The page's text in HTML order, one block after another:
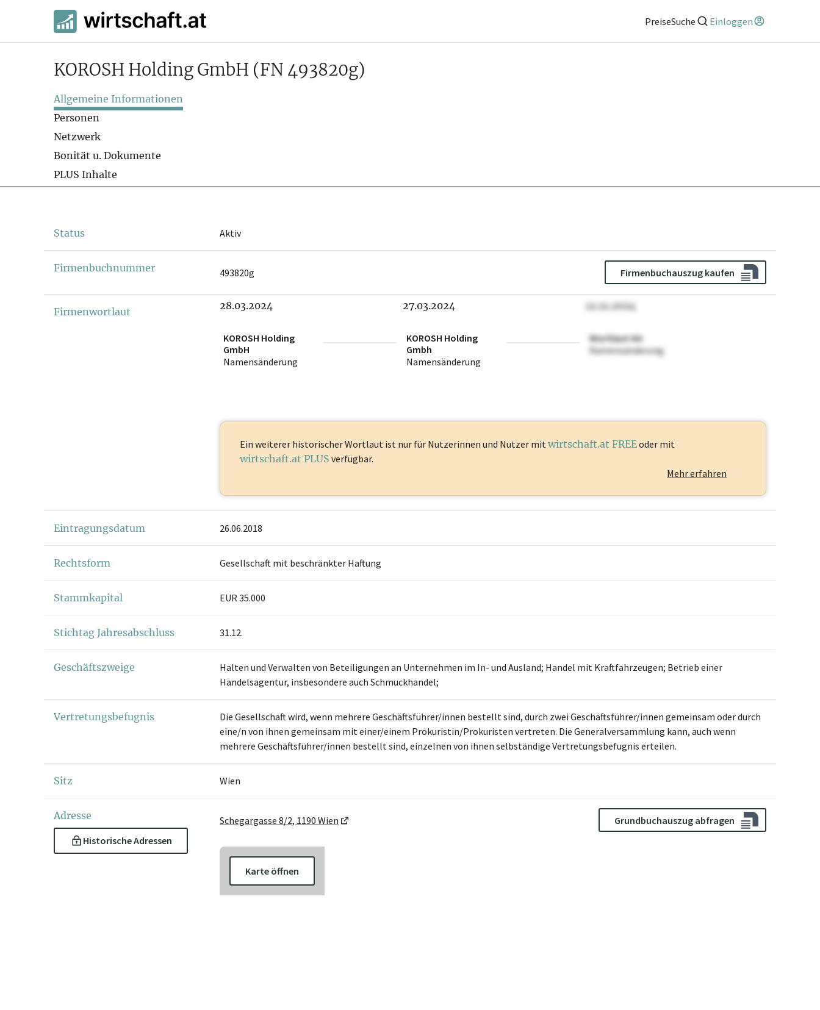
PreiseSuche Einloggen
KOROSH Holding GmbH (FN 493820g)
Allgemeine Informationen
Personen
Netzwerk
Bonität u. Dokumente
PLUS Inhalte
Status Aktiv
Firmenbuchnummer 493820g Firmenbuchauszug kaufen
Firmenwortlaut 28.03.2024
KOROSH Holding
GmbH
Namensänderung
27.03.2024
KOROSH Holding
Gmbh
Namensänderung
12.12.2024
Wortlaut AG
Namensänderung
Ein weiterer historischer Wortlaut ist nur für Nutzerinnen und Nutzer mitwirtschaft.at FREEoder mit
wirtschaft.at PLUS verfügbar.
Mehr erfahren
Eintragungsdatum 26.06.2018
Rechtsform Gesellschaft mit beschränkter Haftung
Stammkapital EUR 35.000
Stichtag Jahresabschluss 31.12.
Geschäftszweige
Halten und Verwalten von Beteiligungen an Unternehmen im In- und Ausland; Handel mit Kraftfahrzeugen; Betrieb einer
Handelsagentur, insbesondere auch Schmuckhandel;
Vertretungsbefugnis
Die Gesellschaft wird, wenn mehrere Geschäftsführer/innen bestellt sind, durch zwei Geschäftsführer/innen gemeinsam oder durch
eine/n von ihnen gemeinsam mit einer/einem Prokuristin/Prokuristen vertreten. Die Generalversammlung kann, auch wenn
mehrere Geschäftsführer/innen bestellt sind, einzelnen von ihnen selbständige Vertretungsbefugnis erteilen.
Sitz Wien
Adresse
Historische Adressen
Schegargasse 8/2, 1190 Wien Grundbuchauszug abfragen
Karte öffnen